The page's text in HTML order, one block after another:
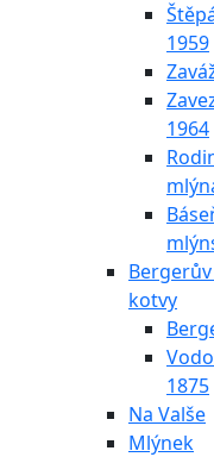
1959
1964
kotvy
1875
Na Valše
Mlýnek